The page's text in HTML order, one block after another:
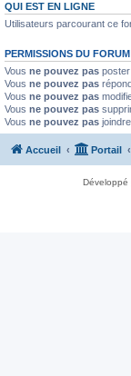
QUI EST EN LIGNE
Utilisateurs parcourant ce
PERMISSIONS DU FORUM
Vous ne pouvez pas
Vous ne pouvez pas
Vous ne pouvez pas
Vous ne pouvez pas
Vous ne pouvez pas
Accueil Portail
Développé